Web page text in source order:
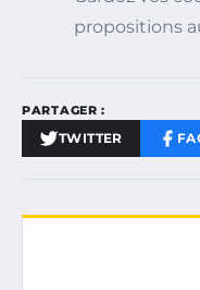
propositions
PARTAGER :
TWITTER